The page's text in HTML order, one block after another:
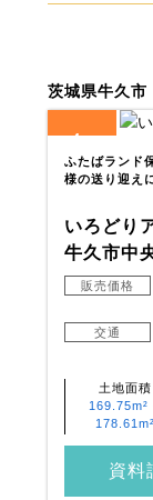
茨城県牛久市
4
ふたばランド
様の送り迎え
いろどり
牛久市中
販売価格
交通
土地面積
169.75m²
178.61m²
資料